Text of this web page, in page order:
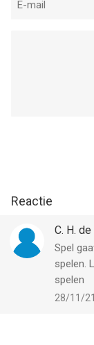
Reactie
C. H.
Spel
spelen.
spelen
28/11/